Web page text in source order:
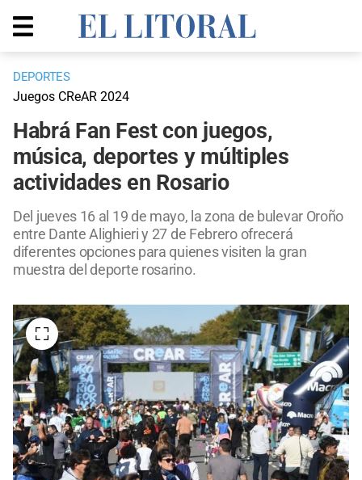
DEPORTES
Juegos CReAR 2024
Habrá Fan Fest con juegos,
música, deportes y múltiples
actividades en Rosario
Del jueves 16 al 19 de mayo, la zona de bulevar Oroño
entre Dante Alighieri y 27 de Febrero ofrecerá
diferentes opciones para quienes visiten la gran
muestra del deporte rosarino.